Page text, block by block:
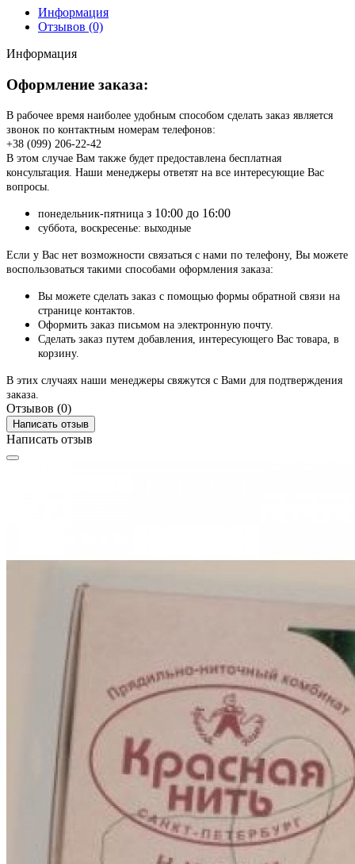
Информация
Отзывов (0)
Информация
Оформление заказа:
В рабочее время наиболее удобным способом сделать заказ является
звонок по контактным номерам телефонов:
+38 (099) 206-22-42
В этом случае Вам также будет предоставлена бесплатная
консультация. Наши менеджеры ответят на все интересующие Вас
вопросы.
понедельник-пятница з 10:00 до 16:00
суббота, воскресенье: выходные
Если у Вас нет возможности связаться с нами по телефону, Вы можете
воспользоваться такими способами оформления заказа:
Вы можете сделать заказ с помощью формы обратной связи на
странице контактов.
Оформить заказ письмом на электронную почту.
Сделать заказ путем добавления, интересующего Вас товара, в
корзину.
В этих случаях наши менеджеры свяжутся с Вами для подтверждения
заказа.
Отзывов (0)
Написать отзыв
Написать отзыв